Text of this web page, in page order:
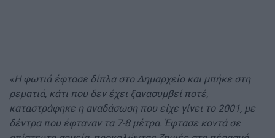
«Η φωτιά έφτασε δίπλα στο Δημαρχείο και μπήκε στη
ρεματιά, κάτι που δεν έχει ξανασυμβεί ποτέ,
καταστράφηκε η αναδάσωση που είχε γίνει το 2001, με
δέντρα που έφταναν τα 7-8 μέτρα. Έφτασε κοντά σε